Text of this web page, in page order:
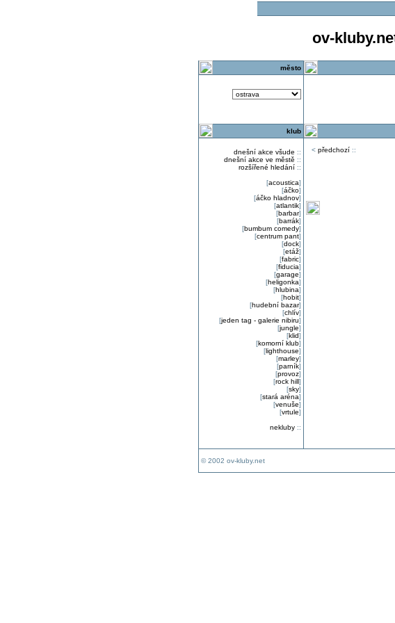
ov-
město
klub
dnešní akce všude ::
dnešní akce ve městě ::
rozšířené hledání::
[acoustica]
[áčko]
[áčko hladnov]
[atlantik]
[barbar]
[barrák]
[bumbum comedy]
[centrum pant]
[dock]
[etáž]
[fabric]
[fiducia]
[garage]
[heligonka]
[hlubina]
[hobit]
[hudební bazar]
[chlív]
[jeden tag - galerie nibiru]
[jungle]
[klid]
[komorní klub]
[lighthouse]
[marley]
[parník]
[provoz]
[rock hill]
[sky]
[stará aréna]
[venuše]
[vrtule]
nekluby::
< předchozí::
© 2002 ov-kluby.net